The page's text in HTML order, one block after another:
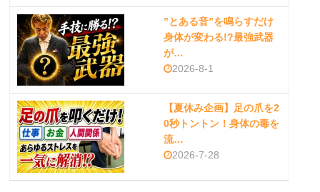
”とある音”を鳴らすだけ
身体が変わる!?最強武器
が…
2026-8-1
【夏休み企画】足の爪を2
0秒トントン！身体の毒を
流…
2026-7-28